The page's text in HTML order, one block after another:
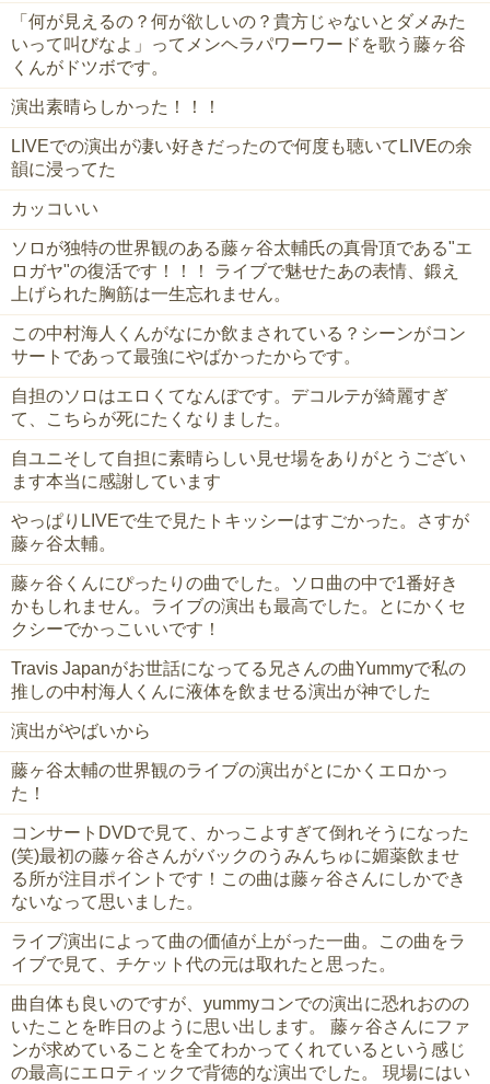
「何が見えるの？何が欲しいの？貴方じゃないとダメみた
いって叫びなよ」ってメンヘラパワーワードを歌う藤ヶ谷
くんがドツボです。
演出素晴らしかった！！！
LIVEでの演出が凄い好きだったので何度も聴いてLIVEの余
韻に浸ってた
カッコいい
ソロが独特の世界観のある藤ヶ谷太輔氏の真骨頂である"エ
ロガヤ"の復活です！！！ ライブで魅せたあの表情、鍛え
上げられた胸筋は一生忘れません。
この中村海人くんがなにか飲まされている？シーンがコン
サートであって最強にやばかったからです。
自担のソロはエロくてなんぼです。デコルテが綺麗すぎ
て、こちらが死にたくなりました。
自ユニそして自担に素晴らしい見せ場をありがとうござい
ます本当に感謝しています
やっぱりLIVEで生で見たトキッシーはすごかった。さすが
藤ヶ谷太輔。
藤ヶ谷くんにぴったりの曲でした。ソロ曲の中で1番好き
かもしれません。ライブの演出も最高でした。とにかくセ
クシーでかっこいいです！
Travis Japanがお世話になってる兄さんの曲Yummyで私の
推しの中村海人くんに液体を飲ませる演出が神でした
演出がやばいから
藤ヶ谷太輔の世界観のライブの演出がとにかくエロかっ
た！
コンサートDVDで見て、かっこよすぎて倒れそうになった
(笑)最初の藤ヶ谷さんがバックのうみんちゅに媚薬飲ませ
る所が注目ポイントです！この曲は藤ヶ谷さんにしかでき
ないなって思いました。
ライブ演出によって曲の価値が上がった一曲。この曲をラ
イブで見て、チケット代の元は取れたと思った。
曲自体も良いのですが、yummyコンでの演出に恐れおのの
いたことを昨日のように思い出します。 藤ヶ谷さんにファ
ンが求めていることを全てわかってくれているという感じ
の最高にエロティックで背徳的な演出でした。 現場にはい